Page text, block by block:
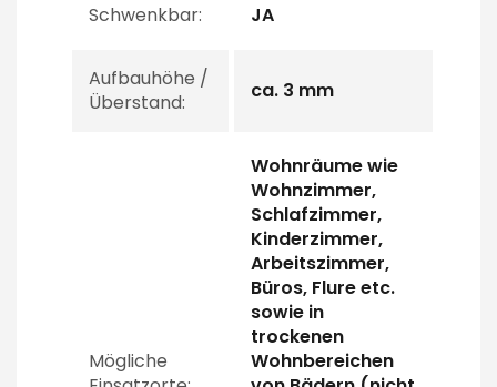
Schwenkbar: JA
Aufbauhöhe /
Überstand:
ca. 3 mm
Mögliche
Wohnräume wie
Wohnzimmer,
Schlafzimmer,
Kinderzimmer,
Arbeitszimmer,
Büros, Flure etc.
sowie in
trockenen
Wohnbereichen